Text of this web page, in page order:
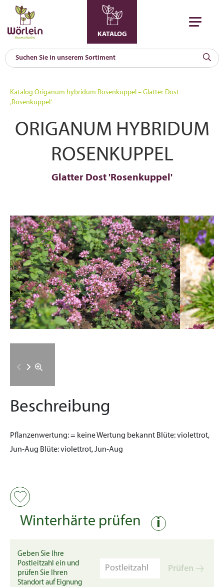
KATALOG
Katalog Origanum hybridum Rosenkuppel – Glatter Dost
‚Rosenkuppel‘
ORIGANUM HYBRIDUM
ROSENKUPPEL
Glatter Dost 'Rosenkuppel'
Beschreibung
Pflanzenwertung:= keine Wertung bekannt Blüte:violettrot,
Jun-Aug Blüte:violettrot, Jun-Aug
Winterhärte prüfen i
Geben Sie Ihre
Postleitzahl ein und
prüfen Sie Ihren
Standort auf Eignung
Prüfen